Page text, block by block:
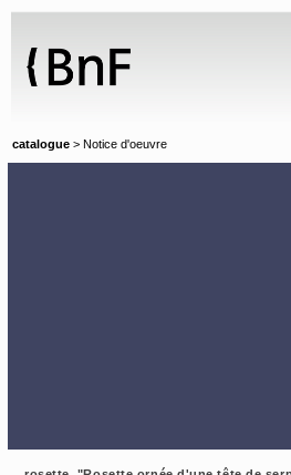
catalogue > Notice d'oeuvre